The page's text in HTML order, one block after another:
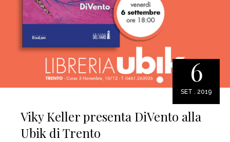
6
SET . 2019
Viky Keller presenta DiVento alla
Ubik di Trento